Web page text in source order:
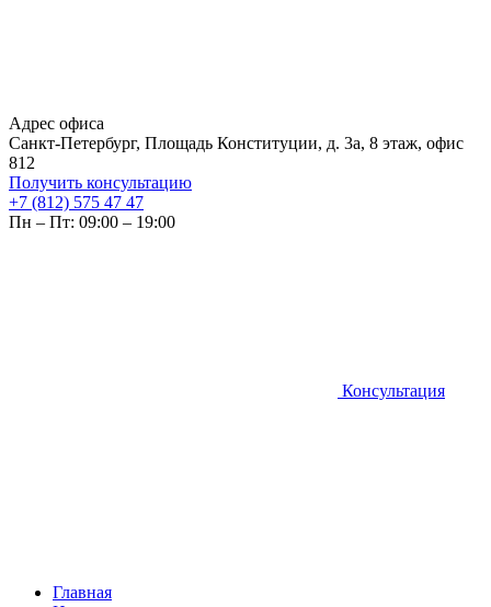
Адрес офиса
Санкт-Петербург, Площадь Конституции, д. 3а, 8 этаж, офис
812
Получить консультацию
+7 (812) 575 47 47
Пн – Пт: 09:00 – 19:00
Консультация
Главная